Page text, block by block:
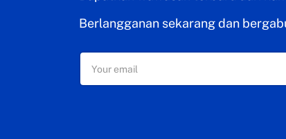
Berlangganan sekarang dan